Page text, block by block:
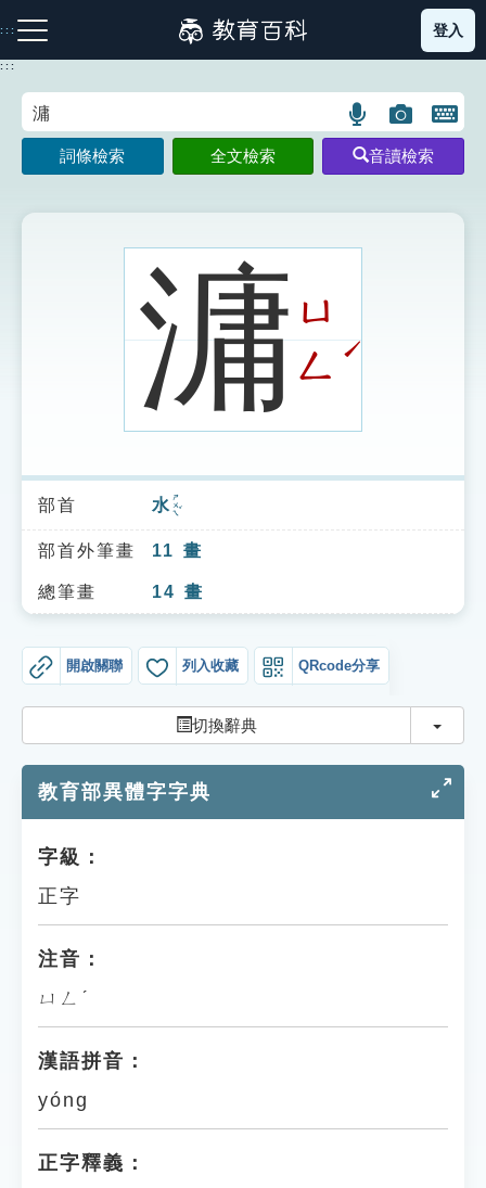
到
主
:::
注音索引圖示 筆畫索引圖示 部首索引表圖示
索引選單
知識索引
單字索引
遊戲專區
教學應用
貓頭鷹博士
登入
:::
語
言
搜
示
圖
片
搜
開
鍵
圖
詞條檢索 全文檢索 音讀檢索
滽ㄩ
ㄥˊ
部首 水 ㄕㄨㄟˇ
部首外筆畫 11 畫
總筆畫 14 畫
開啟關聯 列入收藏 QRcode分享
切換辭典 切換
教育部異體字字典
字級：
正字
注音：
ㄩㄥˊ
漢語拼音：
yóng
正字釋義：